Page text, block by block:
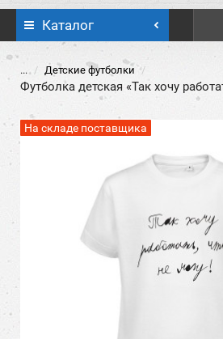
Каталог
... Детские футболки
Футболка детская «Так хочу
На складе поставщика